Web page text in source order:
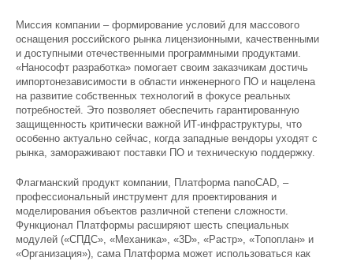
Миссия компании – формирование условий для массового
оснащения российского рынка лицензионными, качественными
и доступными отечественными программными продуктами.
«Нанософт разработка» помогает своим заказчикам достичь
импортонезависимости в области инженерного ПО и нацелена
на развитие собственных технологий в фокусе реальных
потребностей. Это позволяет обеспечить гарантированную
защищенность критически важной ИТ-инфраструктуры, что
особенно актуально сейчас, когда западные вендоры уходят с
рынка, замораживают поставки ПО и техническую поддержку.
Флагманский продукт компании, Платформа nanoCAD, –
профессиональный инструмент для проектирования и
моделирования объектов различной степени сложности.
Функционал Платформы расширяют шесть специальных
модулей («СПДС», «Механика», «3D», «Растр», «Топоплан» и
«Организация»), сама Платформа может использоваться как